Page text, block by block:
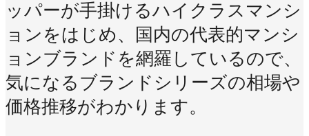
ッパーが手掛けるハイクラスマンシ
ョンをはじめ、国内の代表的マンシ
ョンブランドを網羅しているので、
気になるブランドシリーズの相場や
価格推移がわかります。